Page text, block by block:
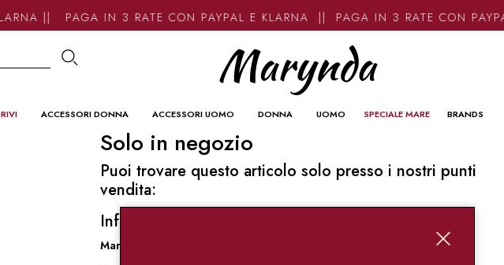
|| PAGA IN 3 RATE CON PAYPAL E KLARNA || PAGA IN 3 RATE CON
ACCESSORI DONNA ACCESSORI UOMO DONNA UOMO SPECIALE MARE BRANDS
Solo in negozio
Puoi trovare questo articolo solo presso i nostri punti
vendita:
Info contatti
Marynda